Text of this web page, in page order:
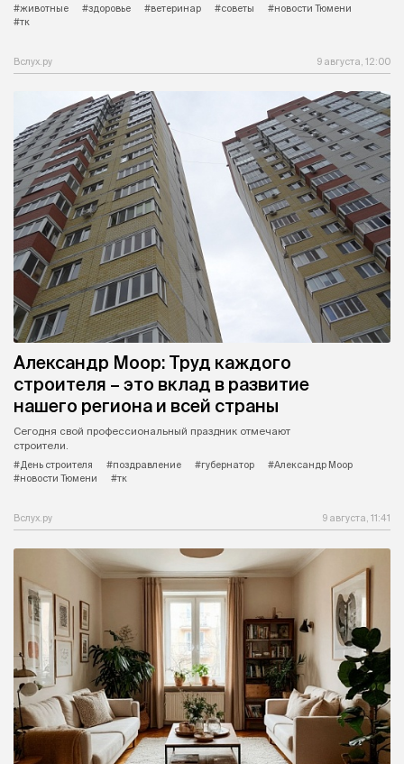
#животные
#здоровье #ветеринар #советы
#новости Тюмени
#тк
Вслух.ру 9 августа, 12:00
Александр Моор: Труд каждого
строителя – это вклад в развитие
нашего региона и всей страны
Сегодня свой профессиональный праздник отмечают
строители.
#День строителя
#поздравление #губернатор
#Александр Моор
#новости Тюмени
#тк
Вслух.ру 9 августа, 11:41